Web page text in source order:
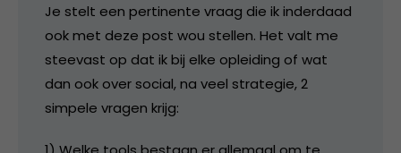
Je stelt een pertinente vraag die ik inderdaad
ook met deze post wou stellen. Het valt me
steevast op dat ik bij elke opleiding of wat
dan ook over social, na veel strategie, 2
simpele vragen krijg: